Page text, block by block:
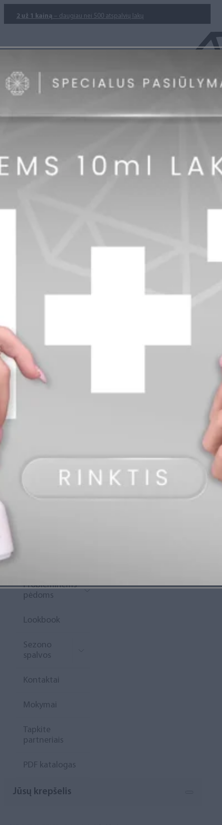
2 už 1 kainą – daugiau nei 500 atspalvių lakų
info@diamondline.lt
Prisijungti
Rewards“
Probleminėms
pėdoms
Lookbook
Sezono
spalvos
Kontaktai
Mokymai
Tapkite
partneriais
PDF katalogas
Jūsų krepšelis